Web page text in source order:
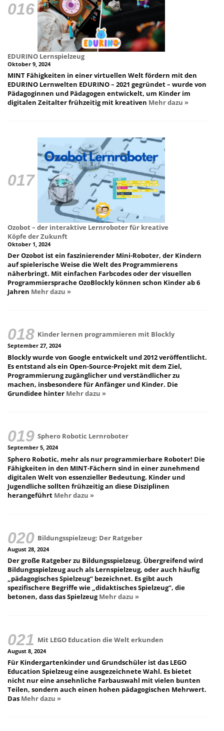
EDURINO Lernspielzeug
Oktober 9, 2024
MINT Fähigkeiten in einer virtuellen Welt fördern mit den
EDURINO Lernwelten EDURINO – 2021 gegründet – wurde von
Pädagoginnen und Pädagogen entwickelt, um Kinder im
digitalen Zeitalter frühzeitig mit kreativen Mehr dazu »
Ozobot – der interaktive Lernroboter für kreative
Köpfe der Zukunft
Oktober 1, 2024
Der Ozobot ist ein faszinierender Mini-Roboter, der Kindern
auf spielerische Weise die Welt des Programmierens
näherbringt. Mit einfachen Farbcodes oder der visuellen
Programmiersprache OzoBlockly können schon Kinder ab 6
Jahren Mehr dazu »
Kinder lernen programmieren mit Blockly
September 27, 2024
Blockly wurde von Google entwickelt und 2012 veröffentlicht.
Es entstand als ein Open-Source-Projekt mit dem Ziel,
Programmierung zugänglicher und verständlicher zu
machen, insbesondere für Anfänger und Kinder. Die
Grundidee hinter Mehr dazu »
Sphero Robotic Lernroboter
September 5, 2024
Sphero Robotic, mehr als nur programmierbare Roboter! Die
Fähigkeiten in den MINT-Fächern sind in einer zunehmend
digitalen Welt von essenzieller Bedeutung. Kinder und
Jugendliche sollten frühzeitig an diese Disziplinen
herangeführt Mehr dazu »
Bildungsspielzeug: Der Ratgeber
August 28, 2024
Der große Ratgeber zu Bildungsspielzeug. Übergreifend wird
Bildungsspielzeug auch als Lernspielzeug, oder auch häufig
„pädagogisches Spielzeug“ bezeichnet. Es gibt auch
spezifischere Begriffe wie „didaktisches Spielzeug“, die
betonen, dass das SpielzeugMehr dazu »
Mit LEGO Education die Welt erkunden
August 8, 2024
Für Kindergartenkinder und Grundschüler ist das LEGO
Education Spielzeug eine ausgezeichnete Wahl. Es bietet
nicht nur eine ansehnliche Farbauswahl mit vielen bunten
Teilen, sondern auch einen hohen pädagogischen Mehrwert.
Das Mehr dazu »